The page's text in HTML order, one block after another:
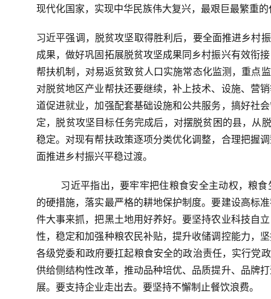
现代化国家，实现中华民族伟大复兴，最艰巨最繁重
习近平强调，脱贫攻坚取得胜利后，要全面推进乡村
成果，做好巩固拓展脱贫攻坚成果同乡村振兴有效衔
帮扶机制，对易返贫致贫人口实施常态化监测，重点
对脱贫地区产业帮扶还要继续，补上技术、设施、营
道促进就业，加强配套基础设施和公共服务，搞好社
定，脱贫攻坚目标任务完成后，对摆脱贫困的县，从
稳定。对现有帮扶政策逐项分类优化调整，合理把握
面推进乡村振兴平稳过渡。
习近平指出，要牢牢把住粮食安全主动权，粮
的硬措施，落实最严格的耕地保护制度。要建设高标
件大事来抓，把黑土地用好养好。要坚持农业科技自
性，稳定和加强种粮农民补贴，提升收储调控能力，
各级党委和政府要扛起粮食安全的政治责任，实行党
供给侧结构性改革，推动品种培优、品质提升、品牌
展。要支持企业走出去。要坚持不懈制止餐饮浪费。